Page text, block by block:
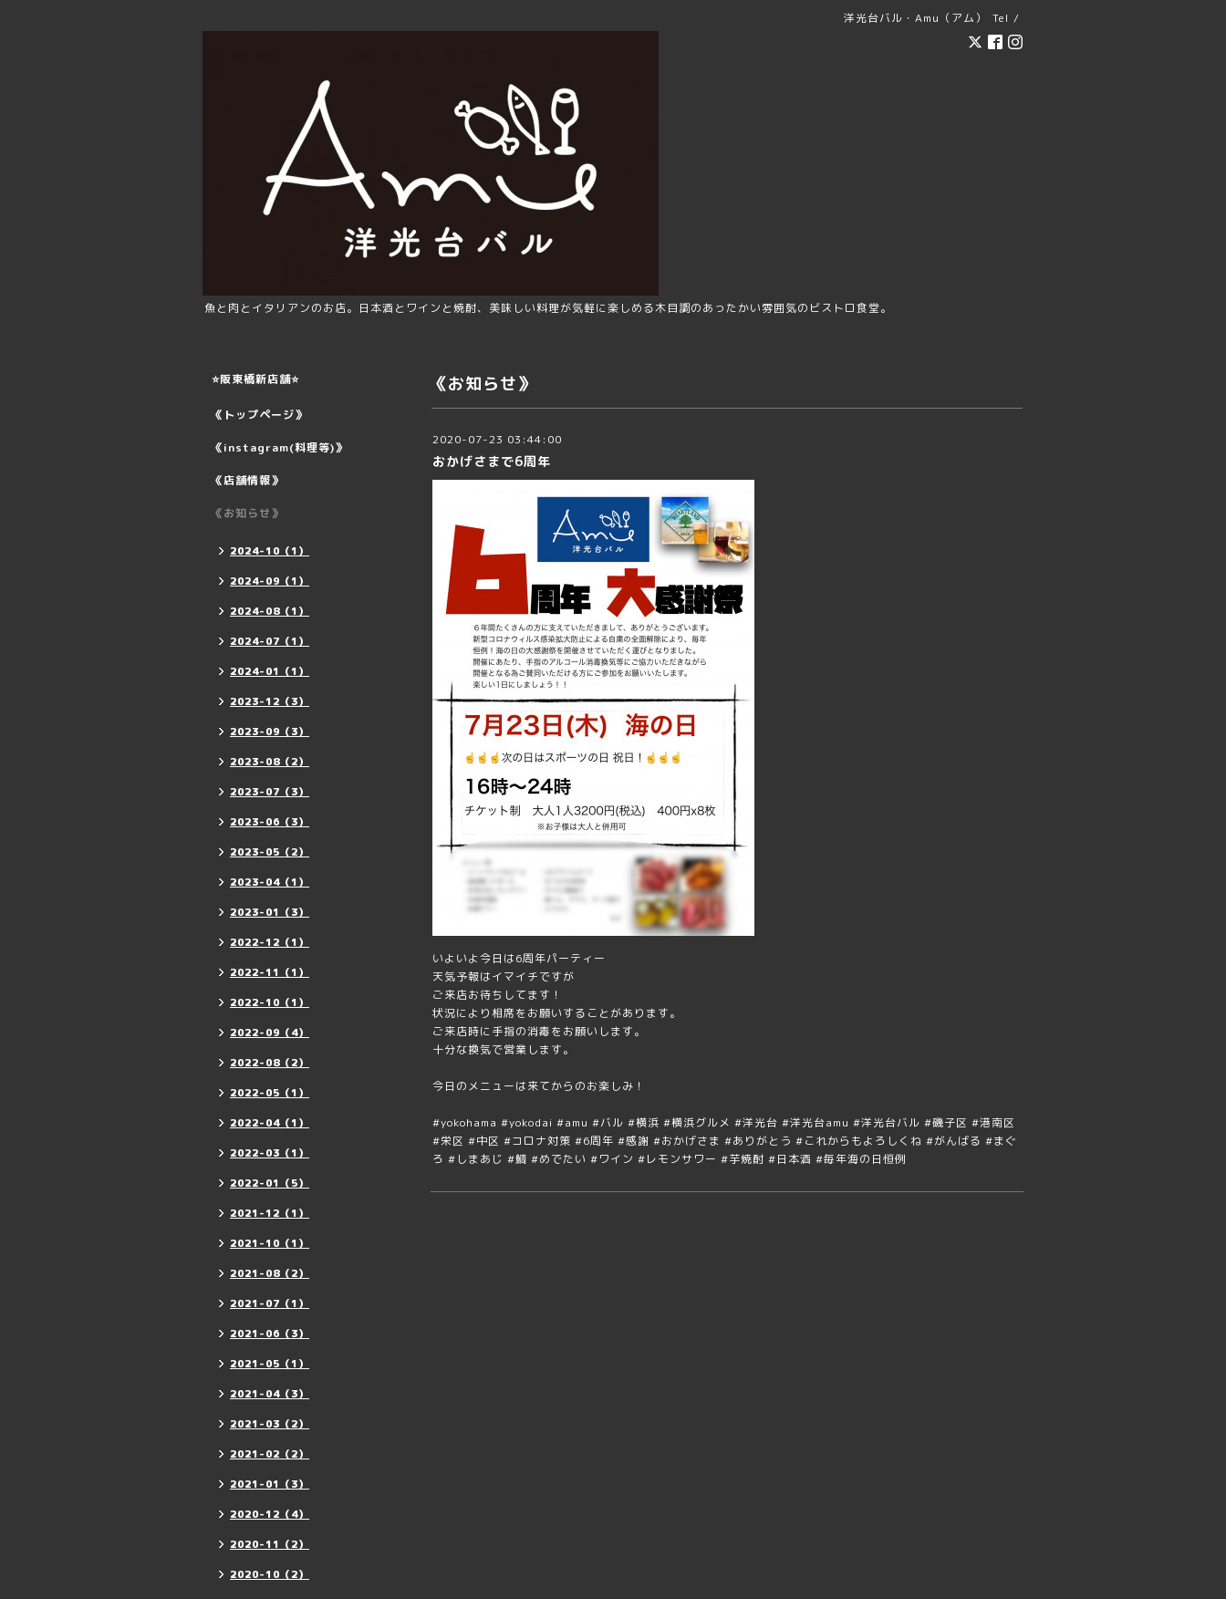
洋光台バル・Amu（アム） Tel /
魚と肉とイタリアンのお店。日本酒とワインと焼酎、美味しい料理が気軽に楽しめる木目調のあったかい雰囲気のビストロ食堂。
《お知らせ》
2020-07-23 03:44:00
おかげさまで6周年
いよいよ今日は6周年パーティー
天気予報はイマイチですが
ご来店お待ちしてます！
状況により相席をお願いすることがあります。
ご来店時に手指の消毒をお願いします。
十分な換気で営業します。
今日のメニューは来てからのお楽しみ！
#yokohama #yokodai #amu #バル #横浜 #横浜グルメ #洋光台 #洋光台amu #洋光台バル #磯子区 #港南区
#栄区 #中区 #コロナ対策 #6周年 #感謝 #おかげさま #ありがとう #これからもよろしくね #がんばる #まぐ
ろ #しまあじ #鯛 #めでたい #ワイン #レモンサワー #芋焼酎 #日本酒 #毎年海の日恒例
⭐️阪東橋新店舗⭐️
《トップページ》
《instagram(料理等)》
《店舗情報》
《お知らせ》
2024-10（1）
2024-09（1）
2024-08（1）
2024-07（1）
2024-01（1）
2023-12（3）
2023-09（3）
2023-08（2）
2023-07（3）
2023-06（3）
2023-05（2）
2023-04（1）
2023-01（3）
2022-12（1）
2022-11（1）
2022-10（1）
2022-09（4）
2022-08（2）
2022-05（1）
2022-04（1）
2022-03（1）
2022-01（5）
2021-12（1）
2021-10（1）
2021-08（2）
2021-07（1）
2021-06（3）
2021-05（1）
2021-04（3）
2021-03（2）
2021-02（2）
2021-01（3）
2020-12（4）
2020-11（2）
2020-10（2）